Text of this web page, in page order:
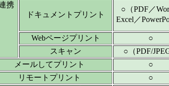
携
ドキュメントプリント
○（PDF／
Excel／
Webページプリント
○
スキャン
○（PDF/JPEG
メールしてプリント
○
リモートプリント
○